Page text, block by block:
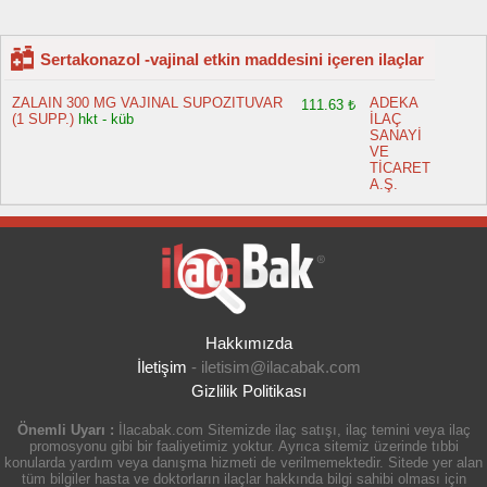
Sertakonazol -vajinal etkin maddesini içeren ilaçlar
ZALAIN 300 MG VAJINAL SUPOZITUVAR
(1 SUPP.) hkt - küb
111.63 ₺
ADEKA
İLAÇ
SANAYİ
VE
TİCARET
A.Ş.
Hakkımızda
İletişim - iletisim@ilacabak.com
Gizlilik Politikası
Önemli Uyarı : İlacabak.com Sitemizde ilaç satışı, ilaç temini veya ilaç
promosyonu gibi bir faaliyetimiz yoktur. Ayrıca sitemiz üzerinde tıbbi
konularda yardım veya danışma hizmeti de verilmemektedir. Sitede yer alan
tüm bilgiler hasta ve doktorların ilaçlar hakkında bilgi sahibi olması için